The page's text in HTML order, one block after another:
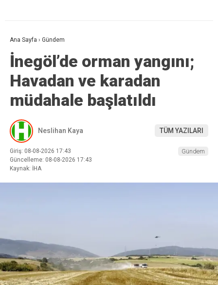
Ana Sayfa › Gündem
İnegöl’de orman yangını;
Havadan ve karadan
müdahale başlatıldı
Neslihan Kaya TÜM YAZILARI
Giriş: 08-08-2026 17:43
Güncelleme: 08-08-2026 17:43
Kaynak: İHA
Gündem